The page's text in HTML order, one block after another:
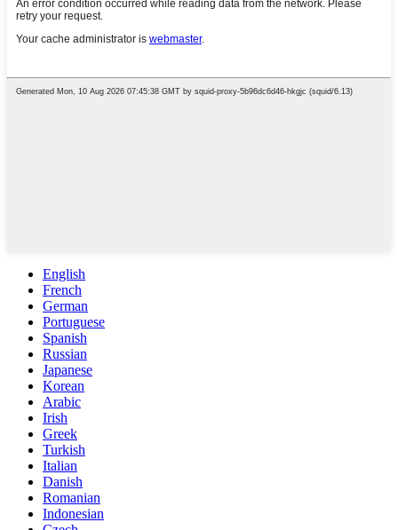
English
French
German
Portuguese
Spanish
Russian
Japanese
Korean
Arabic
Irish
Greek
Turkish
Italian
Danish
Romanian
Indonesian